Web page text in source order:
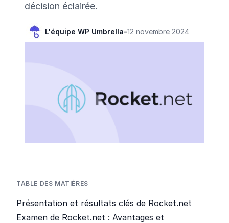
décision éclairée.
L'équipe WP Umbrella-12 novembre 2024
TABLE DES MATIÈRES
Présentation et résultats clés de Rocket.net
Examen de Rocket.net : Avantages et